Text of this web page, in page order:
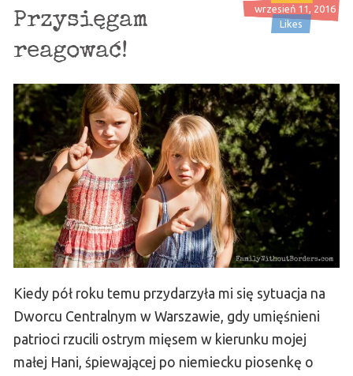
wrzesień 11, 2016
Likes
Przysięgam
reagować!
Kiedy pół roku temu przydarzyła mi się sytuacja na
Dworcu Centralnym w Warszawie, gdy umięśnieni
patrioci rzucili ostrym mięsem w kierunku mojej
małej Hani, śpiewającej po niemiecku piosenkę o